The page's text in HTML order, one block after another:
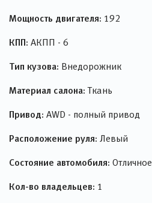
Мощность двигателя: 192
КПП: АКПП - 6
Тип кузова: Внедорожник
Материал салона: Ткань
Привод: AWD - полный привод
Расположение руля: Левый
Состояние автомобиля: Отличное
Кол-во владельцев: 1